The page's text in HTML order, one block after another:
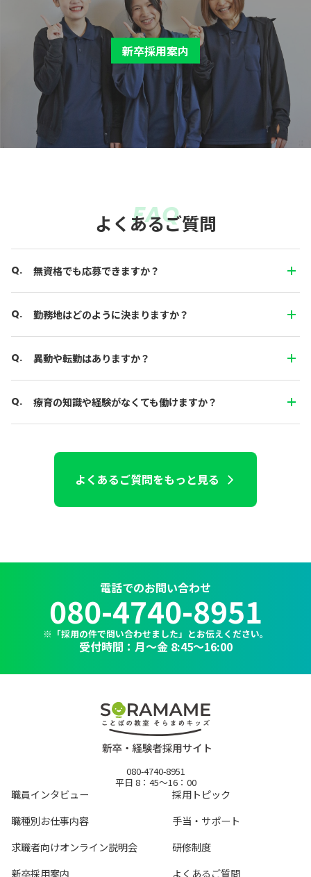
新卒採用案内
よくあるご質問
FAQ
無資格でも応募できますか？
勤務地はどのように決まりますか？
異動や転勤はありますか？
療育の知識や経験がなくても働けますか？
よくあるご質問をもっと見る
電話でのお問い合わせ
080-4740-8951
※「採用の件で問い合わせました」とお伝えください。
受付時間：月～金 8:45〜16:00
080-4740-8951
平日 8：45～16：00
職員インタビュー
採用トピック
職種別お仕事内容
手当・サポート
求職者向けオンライン説明会
研修制度
新卒採用案内
よくあるご質問